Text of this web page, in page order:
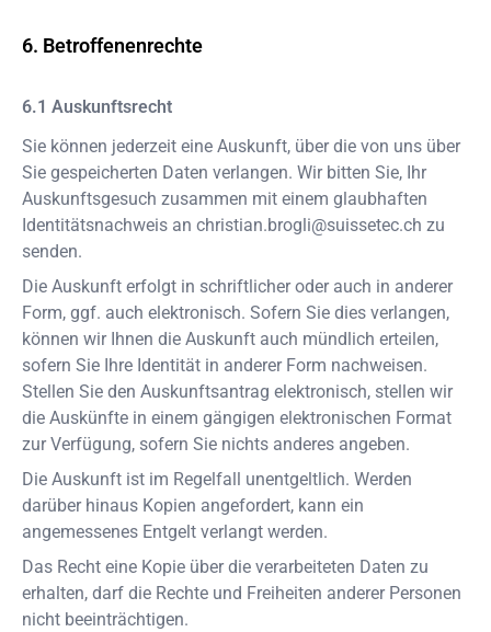
Betroffenenrechte
Auskunftsrecht
Sie können jederzeit eine Auskunft, über die von uns über
Sie gespeicherten Daten verlangen. Wir bitten Sie, Ihr
Auskunftsgesuch zusammen mit einem glaubhaften
Identitätsnachweis an christian.brogli@suissetec.ch zu
senden.
Die Auskunft erfolgt in schriftlicher oder auch in anderer
Form, ggf. auch elektronisch. Sofern Sie dies verlangen,
können wir Ihnen die Auskunft auch mündlich erteilen,
sofern Sie Ihre Identität in anderer Form nachweisen.
Stellen Sie den Auskunftsantrag elektronisch, stellen wir
die Auskünfte in einem gängigen elektronischen Format
zur Verfügung, sofern Sie nichts anderes angeben.
Die Auskunft ist im Regelfall unentgeltlich. Werden
darüber hinaus Kopien angefordert, kann ein
angemessenes Entgelt verlangt werden.
Das Recht eine Kopie über die verarbeiteten Daten zu
erhalten, darf die Rechte und Freiheiten anderer Personen
nicht beeinträchtigen.